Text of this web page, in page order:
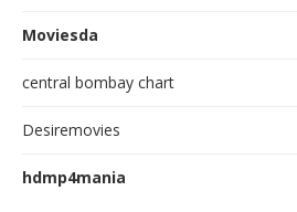
Moviesda
central bombay chart
Desiremovies
hdmp4mania